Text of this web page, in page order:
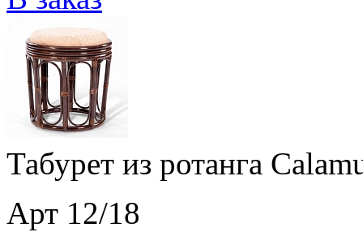
Табурет из ротанга
Арт 12/18